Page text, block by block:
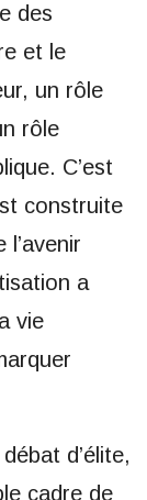
des
et le
un rôle
rôle
C’est
construite
l’avenir
a
vie
d’élite,
cadre de